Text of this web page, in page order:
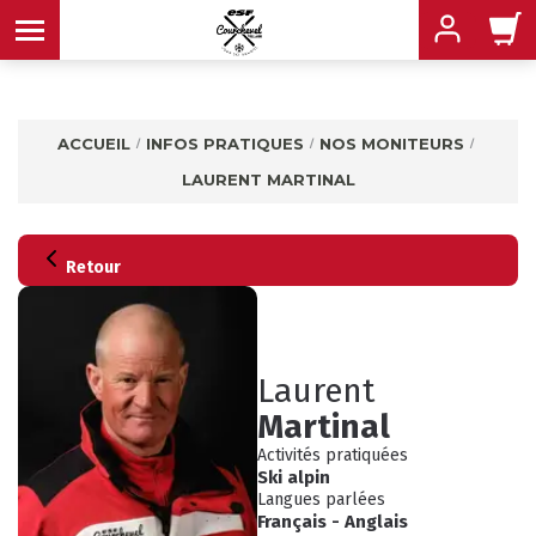
INFOS PRATIQUES
CONSEILS
MENU
MENU
MENU
ACCUEIL INFOS PRATIQUES
NOS MONITEURS
LAURENT MARTINAL
Retour
Laurent
Martinal
Activités pratiquées
Ski alpin
Langues parlées
Français - Anglais